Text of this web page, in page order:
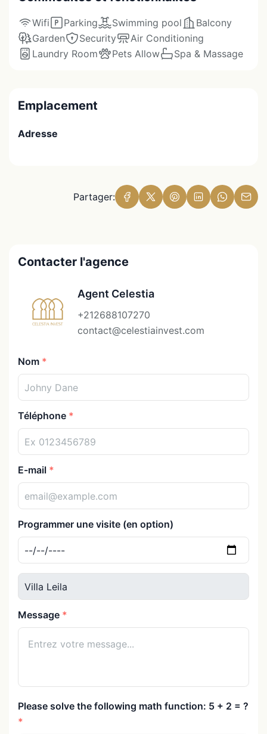
Wifi Parking Swimming pool
Balcony
Garden
Security
Air Conditioning
Laundry Room
Pets Allow Spa & Massage
Emplacement
Adresse
Partager:
Contacter l'agence
Agent Celestia
+212688107270
contact@celestiainvest.com
Nom
Téléphone
E-mail
Programmer une visite (en option)
Message
Please solve the following math function: 5 + 2 = ?